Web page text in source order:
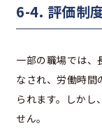
6-4. 評価制
一部の職場では、
なされ、労働時間
られます。しかし
せん。